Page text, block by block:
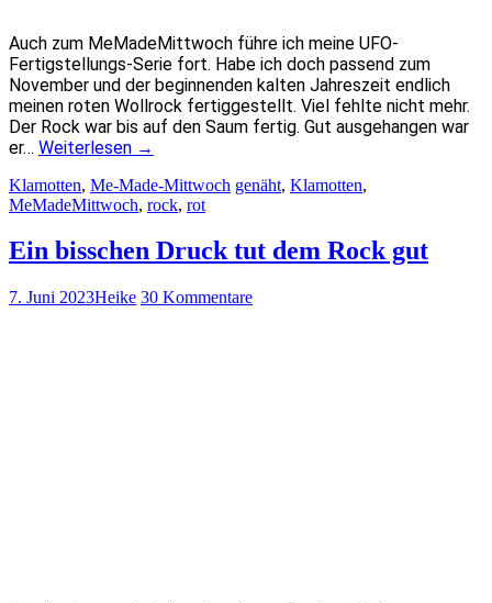
Auch zum MeMadeMittwoch führe ich meine UFO-
Fertigstellungs-Serie fort. Habe ich doch passend zum
November und der beginnenden kalten Jahreszeit endlich
meinen roten Wollrock fertiggestellt. Viel fehlte nicht mehr.
Der Rock war bis auf den Saum fertig. Gut ausgehangen war
er… Weiterlesen →
Klamotten, Me-Made-Mittwoch genäht, Klamotten,
MeMadeMittwoch, rock, rot
Ein bisschen Druck tut dem Rock gut
7. Juni 2023Heike 30 Kommentare